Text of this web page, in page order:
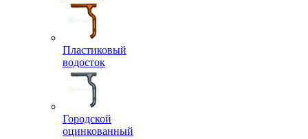
Пластиковый
водосток
Городской
оцинкованный